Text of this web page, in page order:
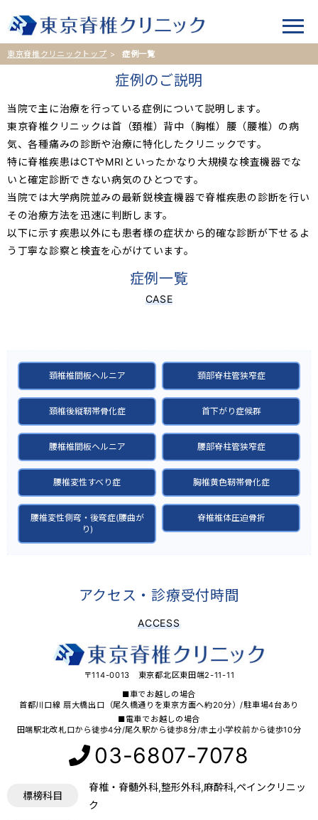
東京脊椎クリニックトップ 症例一覧
症例のご説明
当院で主に治療を行っている症例について説明します。
東京脊椎クリニックは首（頚椎）背中（胸椎）腰（腰椎）の病
気、各種痛みの診断や治療に特化したクリニックです。
特に脊椎疾患はCTやMRIといったかなり大規模な検査機器でな
いと確定診断できない病気のひとつです。
当院では大学病院並みの最新鋭検査機器で脊椎疾患の診断を行い
その治療方法を迅速に判断します。
以下に示す疾患以外にも患者様の症状から的確な診断が下せるよ
う丁寧な診察と検査を心がけています。
症例一覧
CASE
頚椎椎間板ヘルニア 頚部脊柱管狭窄症
頚椎後縦靭帯骨化症 首下がり症候群
腰椎椎間板ヘルニア 腰部脊柱管狭窄症
腰椎変性すべり症 胸椎黄色靭帯骨化症
腰椎変性側弯・後弯症(腰曲が
り)
脊椎椎体圧迫骨折
アクセス・診療受付時間
ACCESS
〒114-0013 東京都北区東田端2-11-11
■車でお越しの場合
首都川口線 扇大橋出口（尾久橋通りを東京方面へ約20分）/駐車場4台あり
■電車でお越しの場合
田端駅北改札口から徒歩4分/尾久駅から徒歩8分/赤土小学校前から徒歩10分
03-6807-7078
標榜科目
脊椎・脊髄外科,整形外科,麻酔科,ペインクリニッ
ク